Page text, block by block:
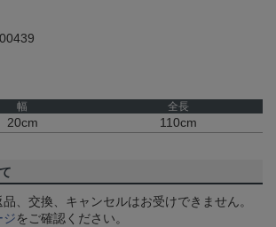
幅 全長
20cm 110cm
、交換、キャンセルはお受けできません。
ジをご確認ください。